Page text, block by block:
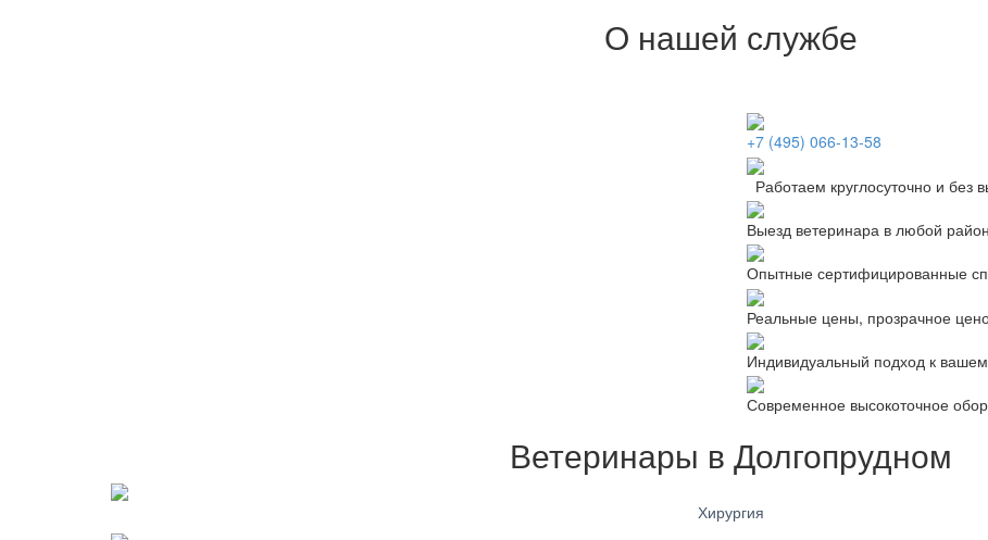
О нашей службе
+7 (495) 066-13-58
Работаем круглосуточно и без
Выезд ветеринара в любой
Опытные сертифицированные
Реальные цены, прозрачное
Индивидуальный подход к
Современное высокоточное
Ветеринары в Долгопрудном
Хирургия